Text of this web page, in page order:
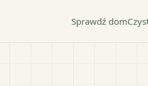
Sprawdź dom